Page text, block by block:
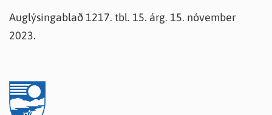
Auglýsingablað 1217. tbl. 15. árg. 15. nóvember
2023.